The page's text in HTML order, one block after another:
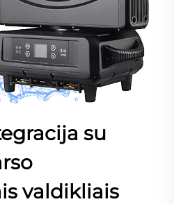
su
valdikliais